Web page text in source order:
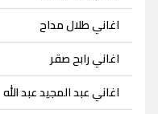
اغاني طلال مداح
اغاني رابح صقر
اغاني عبد المجيد عبد الله